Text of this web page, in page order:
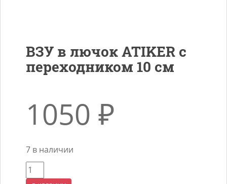
ВЗУ в лючок ATIKER с
переходником 10 см
1050 ₽
7 в наличии
Количество
товара